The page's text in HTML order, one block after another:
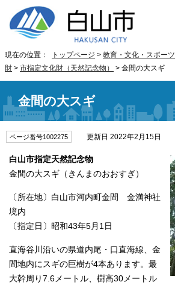
現在の位置： トップページ > 教育・文化・スポーツ
財 > 市指定文化財（天然記念物） > 金間の大スギ
金間の大スギ
ページ番号1002275 更新日 2022年2月15日
白山市指定天然記念物
金間の大スギ（きんまのおおすぎ）
〔所在地〕白山市河内町金間 金満神社
境内
〔指定日〕昭和43年5月1日
直海谷川沿いの県道内尾・口直海線、金
間地内にスギの巨樹が4本あります。最
大幹周り7.6メートル、樹高30メートル